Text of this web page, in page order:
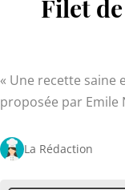
Filet
Une recette saine
proposée par Emile
La Rédaction